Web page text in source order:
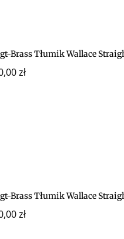
Brass Tłumik Wallace
zł
Brass Tłumik Wallace
zł